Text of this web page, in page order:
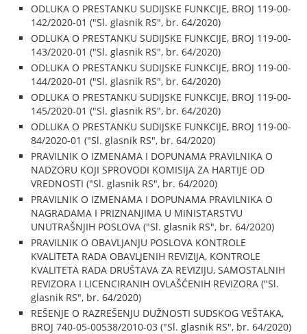
ODLUKA O PRESTANKU SUDIJSKE FUNKCIJE, BROJ 119-00-
142/2020-01 ("Sl. glasnik RS", br. 64/2020)
ODLUKA O PRESTANKU SUDIJSKE FUNKCIJE, BROJ 119-00-
143/2020-01 ("Sl. glasnik RS", br. 64/2020)
ODLUKA O PRESTANKU SUDIJSKE FUNKCIJE, BROJ 119-00-
144/2020-01 ("Sl. glasnik RS", br. 64/2020)
ODLUKA O PRESTANKU SUDIJSKE FUNKCIJE, BROJ 119-00-
145/2020-01 ("Sl. glasnik RS", br. 64/2020)
ODLUKA O PRESTANKU SUDIJSKE FUNKCIJE, BROJ 119-00-
84/2020-01 ("Sl. glasnik RS", br. 64/2020)
PRAVILNIK O IZMENAMA I DOPUNAMA PRAVILNIKA O
NADZORU KOJI SPROVODI KOMISIJA ZA HARTIJE OD
VREDNOSTI ("Sl. glasnik RS", br. 64/2020)
PRAVILNIK O IZMENAMA I DOPUNAMA PRAVILNIKA O
NAGRADAMA I PRIZNANJIMA U MINISTARSTVU
UNUTRAŠNJIH POSLOVA ("Sl. glasnik RS", br. 64/2020)
PRAVILNIK O OBAVLJANJU POSLOVA KONTROLE
KVALITETA RADA OBAVLJENIH REVIZIJA, KONTROLE
KVALITETA RADA DRUŠTAVA ZA REVIZIJU, SAMOSTALNIH
REVIZORA I LICENCIRANIH OVLAŠĆENIH REVIZORA ("Sl.
glasnik RS", br. 64/2020)
REŠENJE O RAZREŠENJU DUŽNOSTI SUDSKOG VEŠTAKA,
BROJ 740-05-00538/2010-03 ("Sl. glasnik RS", br. 64/2020)